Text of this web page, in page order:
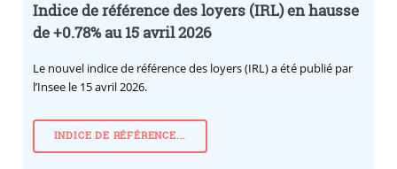
Indice de référence des loyers (IRL) en hausse
de +0.78% au 15 avril 2026
Le nouvel indice de référence des loyers (IRL) a été publié par
l’Insee le 15 avril 2026.
INDICE DE RÉFÉRENCE...